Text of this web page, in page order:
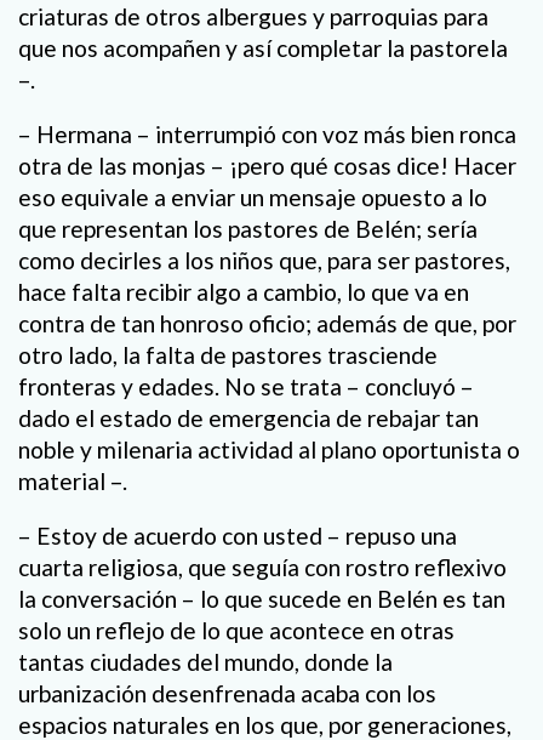
criaturas de otros albergues y parroquias para
que nos acompañen y así completar la pastorela
–.
– Hermana – interrumpió con voz más bien ronca
otra de las monjas – ¡pero qué cosas dice! Hacer
eso equivale a enviar un mensaje opuesto a lo
que representan los pastores de Belén; sería
como decirles a los niños que, para ser pastores,
hace falta recibir algo a cambio, lo que va en
contra de tan honroso oficio; además de que, por
otro lado, la falta de pastores trasciende
fronteras y edades. No se trata – concluyó –
dado el estado de emergencia de rebajar tan
noble y milenaria actividad al plano oportunista o
material –.
– Estoy de acuerdo con usted – repuso una
cuarta religiosa, que seguía con rostro reflexivo
la conversación – lo que sucede en Belén es tan
solo un reflejo de lo que acontece en otras
tantas ciudades del mundo, donde la
urbanización desenfrenada acaba con los
espacios naturales en los que, por generaciones,